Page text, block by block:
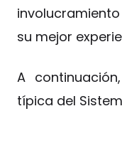
su mejor
A
típica del